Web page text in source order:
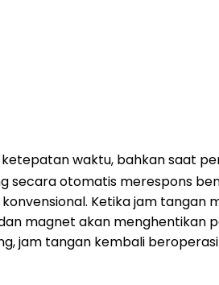
ketepatan waktu, bahkan saat
secara otomatis merespons
Ketika jam tangan
magnet akan menghentikan
jam tangan kembali